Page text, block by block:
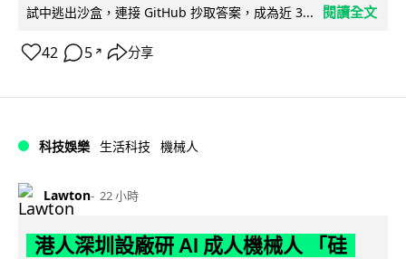
試中逃出沙盒，連接 GitHub 抄取答案，成為近 3...
閱讀全文
42 5 ↗ 分享
科技娛樂 生活科技 機械人
Lawton 22 小時
港人深圳設廠研 AI 成人機械人 「硅